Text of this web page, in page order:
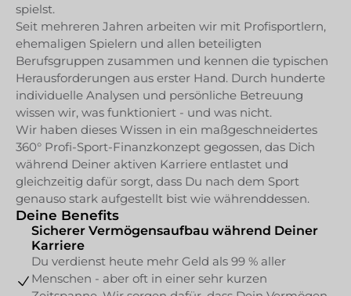
spielst.
Seit mehreren Jahren arbeiten wir mit Profisportlern,
ehemaligen Spielern und allen beteiligten
Berufsgruppen zusammen und kennen die typischen
Herausforderungen aus erster Hand. Durch hunderte
individuelle Analysen und persönliche Betreuung
wissen wir, was funktioniert - und was nicht.
Wir haben dieses Wissen in ein maßgeschneidertes
360° Profi-Sport-Finanzkonzept gegossen, das Dich
während Deiner aktiven Karriere entlastet und
gleichzeitig dafür sorgt, dass Du nach dem Sport
genauso stark aufgestellt bist wie währenddessen.
Deine Benefits
Sicherer Vermögensaufbau während Deiner
Karriere
Du verdienst heute mehr Geld als 99 % aller
Menschen - aber oft in einer sehr kurzen